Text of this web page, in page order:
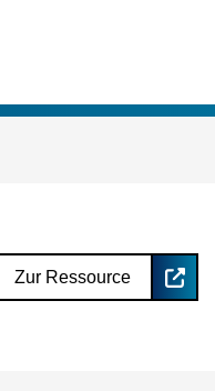
Zur Ressource